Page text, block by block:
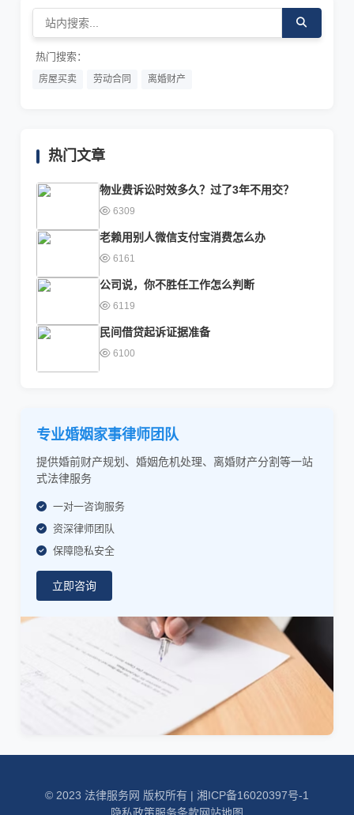
热门搜索：
房屋买卖 劳动合同 离婚财产
热门文章
物业费诉讼时效多久？过了3年不用交？
6309
老赖用别人微信支付宝消费怎么办
6161
公司说，你不胜任工作怎么判断
6119
民间借贷起诉证据准备
6100
专业婚姻家事律师团队
提供婚前财产规划、婚姻危机处理、离婚财产分割等一站
式法律服务
一对一咨询服务
资深律师团队
保障隐私安全
立即咨询
© 2023 法律服务网 版权所有 | 湘ICP备16020397号-1